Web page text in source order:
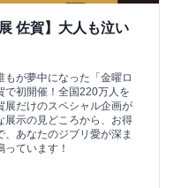
佐賀】大人も泣い
が夢中になった「金曜ロ
で初開催！全国220万人を
展だけのスペシャル企画が
展示の見どころから、お得
あなたのジブリ愛が深ま
ています！